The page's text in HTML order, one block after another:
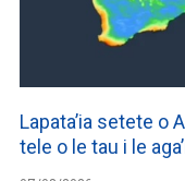
Lapata’ia setete o
tele o le tau i le